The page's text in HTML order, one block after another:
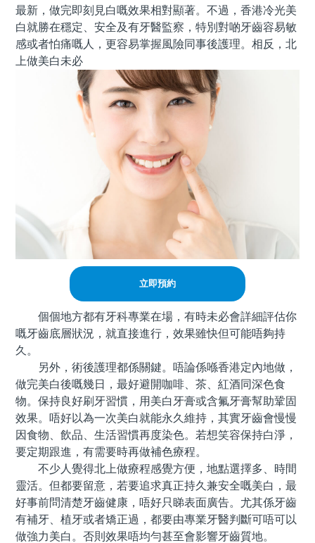
最新，做完即刻見白嘅效果相對顯著。不過，香港冷光美
白就勝在穩定、安全及有牙醫監察，特別對啲牙齒容易敏
感或者怕痛嘅人，更容易掌握風險同事後護理。相反，北
上做美白未必
立即預約
個個地方都有牙科專業在場，有時未必會詳細評估你
嘅牙齒底層狀況，就直接進行，效果雖快但可能唔夠持
久。
另外，術後護理都係關鍵。唔論係喺香港定內地做，
做完美白後嘅幾日，最好避開咖啡、茶、紅酒同深色食
物。保持良好刷牙習慣，用美白牙膏或含氟牙膏幫助鞏固
效果。唔好以為一次美白就能永久維持，其實牙齒會慢慢
因食物、飲品、生活習慣再度染色。若想笑容保持白淨，
要定期跟進，有需要時再做補色療程。
不少人覺得北上做療程感覺方便，地點選擇多、時間
靈活。但都要留意，若要追求真正持久兼安全嘅美白，最
好事前問清楚牙齒健康，唔好只睇表面廣告。尤其係牙齒
有補牙、植牙或者矯正過，都要由專業牙醫判斷可唔可以
做強力美白。否則效果唔均勻甚至會影響牙齒質地。